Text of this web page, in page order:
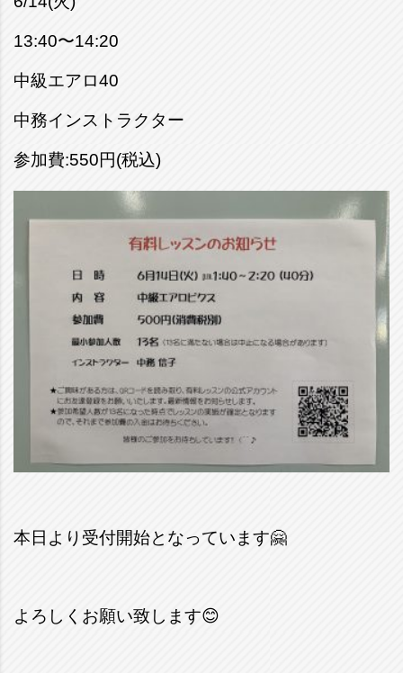
13:40〜14:20
中級エアロ40
中務インストラクター
参加費:550円(税込)
本日より受付開始となっています🤗
よろしくお願い致します😊